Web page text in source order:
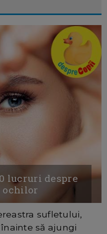
lucruri despre
ochilor
sufletului,
să ajungi